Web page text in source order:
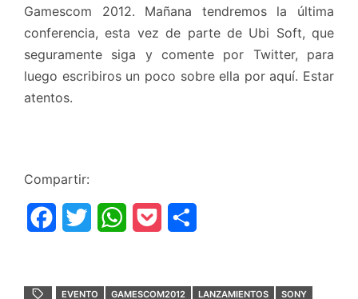
Gamescom 2012. Mañana tendremos la última
conferencia, esta vez de parte de Ubi Soft, que
seguramente siga y comente por Twitter, para
luego escribiros un poco sobre ella por aquí. Estar
atentos.
Compartir:
W
EVENTO GAMESCOM2012 LANZAMIENTOS SONY